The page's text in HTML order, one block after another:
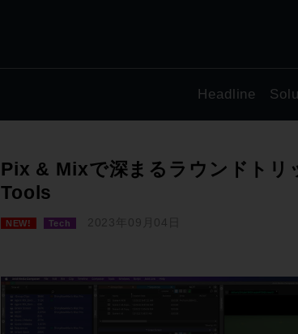
Headline
Pix & Mixで深まるラウンドト
Tools
NEW! Tech 2023年09月04日